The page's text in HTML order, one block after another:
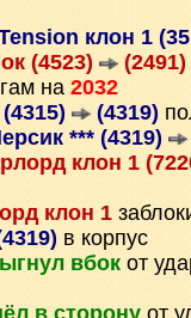
клон 1
(4523)
(2491)
на 2032
(4319)
*** (4319)
клон 1
клон 1
в корпус
вбок от
в сторону от